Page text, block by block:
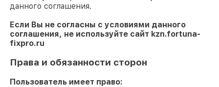
данного соглашения.
Если Вы не согласны с условиями данного
соглашения, не используйте сайт kzn.fortuna-
fixpro.ru
Права и обязанности сторон
Пользователь имеет право: